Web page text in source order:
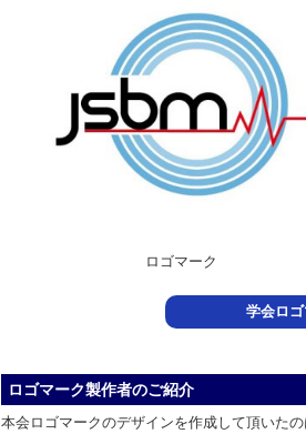
ロゴマーク
学会ロ
ロゴマーク製作者のご紹介
本会ロゴマークのデザインを作成して頂いたの